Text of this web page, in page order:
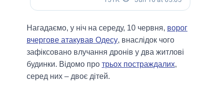
Нагадаємо, у ніч на середу, 10 червня, ворог
вчергове атакував Одесу, внаслідок чого
зафіксовано влучання дронів у два житлові
будинки. Відомо про трьох постраждалих,
серед них – двоє дітей.